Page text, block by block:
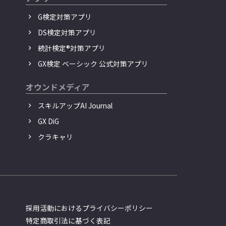
G検定対策アプリ
DS検定対策アプリ
統計検定®︎対策アプリ
GX検定 ベーシック 公式対策アプリ
オウンドメディア
スキルアップAI Journal
GX DiG
クラキャリ
採用活動におけるプライバシーポリシー
特定商取引法に基づく表記